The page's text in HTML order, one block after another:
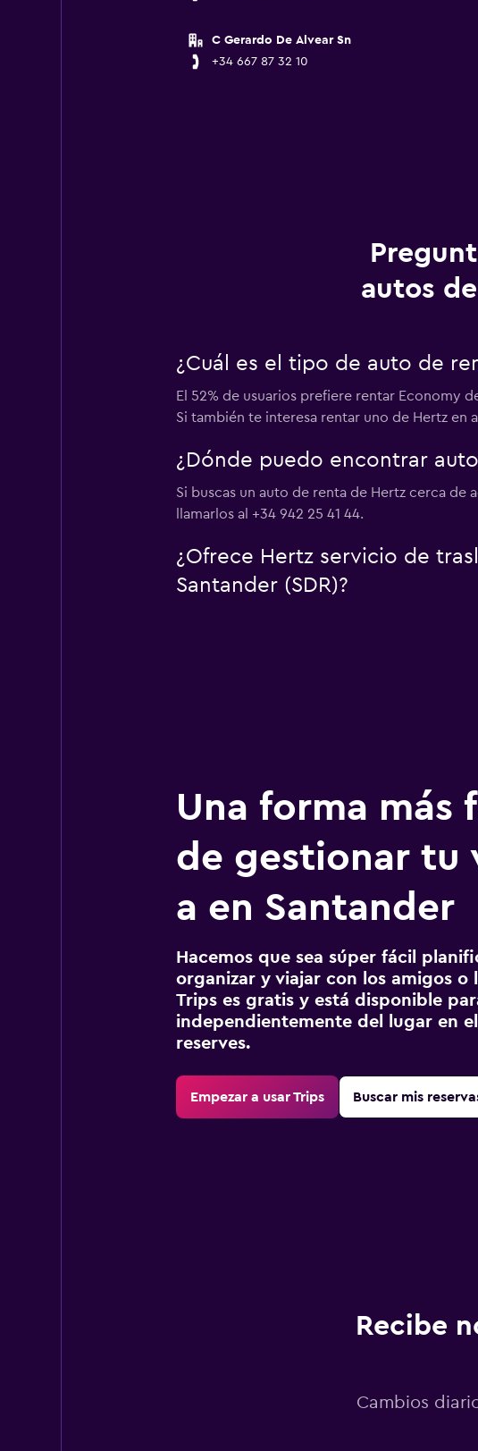
C Gerardo De Alvear Sn
+34 667 87 32 10
autos
¿Cuál es el tipo de auto de
El 52% de usuarios prefiere rentar Economy
Si también te interesa rentar uno de Hertz en
¿Dónde puedo encontrar
Si buscas un auto de renta de Hertz cerca de
llamarlos al +34 942 25 41 44.
¿Ofrece Hertz servicio de
Santander (SDR)?
Una forma más
de gestionar tu
a en Santander
Hacemos que sea súper fácil
organizar y viajar con los amigos o
Trips es gratis y está disponible
independientemente del lugar en
reserves.
Empezar a usar Trips Buscar mis
Recibe
Cambios